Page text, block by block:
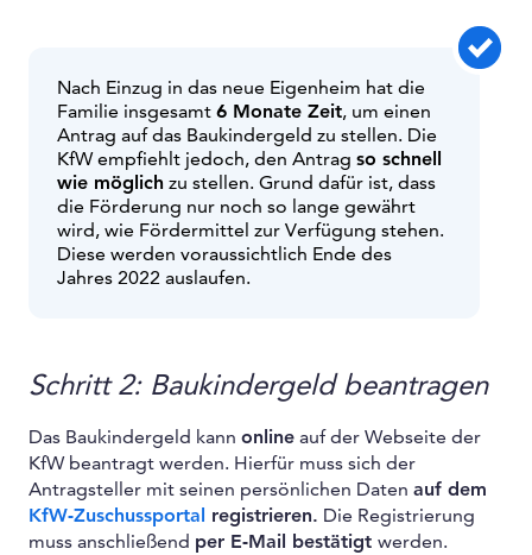
Nach Einzug in das neue Eigenheim hat die
Familie insgesamt 6 Monate Zeit, um einen
Antrag auf das Baukindergeld zu stellen. Die
KfW empfiehlt jedoch, den Antrag so schnell
wie möglich zu stellen. Grund dafür ist, dass
die Förderung nur noch so lange gewährt
wird, wie Fördermittel zur Verfügung stehen.
Diese werden voraussichtlich Ende des
Jahres 2022 auslaufen.
Schritt 2: Baukindergeld beantragen
Das Baukindergeld kann online auf der Webseite der
KfW beantragt werden. Hierfür muss sich der
Antragsteller mit seinen persönlichen Daten auf dem
KfW-Zuschussportal registrieren. Die Registrierung
muss anschließend per E-Mail bestätigt werden.